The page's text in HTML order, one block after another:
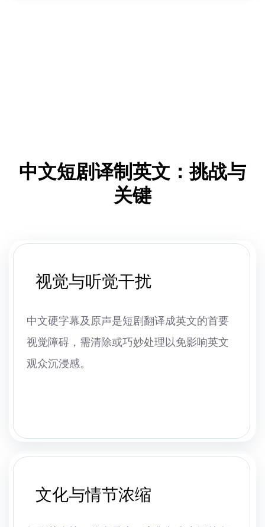
中文短剧译制英文：挑战与
关键
视觉与听觉干扰
中文硬字幕及原声是短剧翻译成英文的首要
视觉障碍，需清除或巧妙处理以免影响英文
观众沉浸感。
文化与情节浓缩